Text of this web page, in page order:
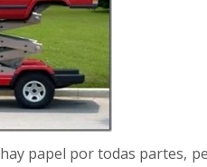
hay papel por todas partes,